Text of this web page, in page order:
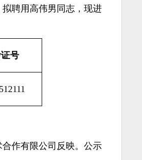
聘用高伟男同志，现进
号
作有限公司反映。公示